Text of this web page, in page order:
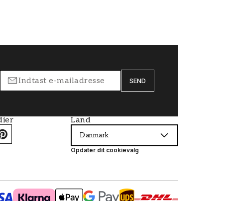
SEND
Land
Danmark
Opdater dit cookievalg